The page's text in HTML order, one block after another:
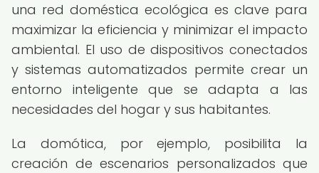
una red doméstica ecológica es clave para
maximizar la eficiencia y minimizar el impacto
ambiental. El uso de dispositivos conectados
y sistemas automatizados permite crear un
entorno inteligente que se adapta a las
necesidades del hogar y sus habitantes.
La domótica, por ejemplo, posibilita la
creación de escenarios personalizados que